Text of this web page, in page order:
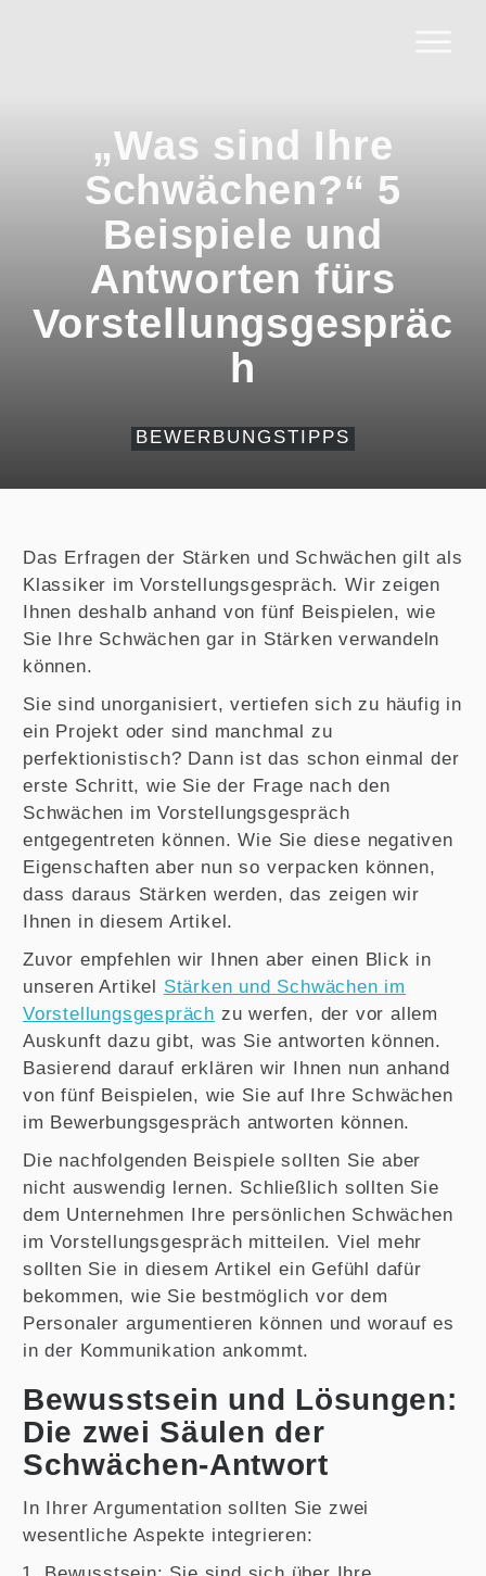
„Was sind Ihre
Schwächen?“ 5
Beispiele und
Antworten fürs
Vorstellungsgespräc
h
BEWERBUNGSTIPPS
Das Erfragen der Stärken und Schwächen gilt als
Klassiker im Vorstellungsgespräch. Wir zeigen
Ihnen deshalb anhand von fünf Beispielen, wie
Sie Ihre Schwächen gar in Stärken verwandeln
können.
Sie sind unorganisiert, vertiefen sich zu häufig in
ein Projekt oder sind manchmal zu
perfektionistisch? Dann ist das schon einmal der
erste Schritt, wie Sie der Frage nach den
Schwächen im Vorstellungsgespräch
entgegentreten können. Wie Sie diese negativen
Eigenschaften aber nun so verpacken können,
dass daraus Stärken werden, das zeigen wir
Ihnen in diesem Artikel.
Zuvor empfehlen wir Ihnen aber einen Blick in
unseren Artikel Stärken und Schwächen im
Vorstellungsgespräch zu werfen, der vor allem
Auskunft dazu gibt, was Sie antworten können.
Basierend darauf erklären wir Ihnen nun anhand
von fünf Beispielen, wie Sie auf Ihre Schwächen
im Bewerbungsgespräch antworten können.
Die nachfolgenden Beispiele sollten Sie aber
nicht auswendig lernen. Schließlich sollten Sie
dem Unternehmen Ihre persönlichen Schwächen
im Vorstellungsgespräch mitteilen. Viel mehr
sollten Sie in diesem Artikel ein Gefühl dafür
bekommen, wie Sie bestmöglich vor dem
Personaler argumentieren können und worauf es
in der Kommunikation ankommt.
Bewusstsein und Lösungen:
Die zwei Säulen der
Schwächen-Antwort
In Ihrer Argumentation sollten Sie zwei
wesentliche Aspekte integrieren: